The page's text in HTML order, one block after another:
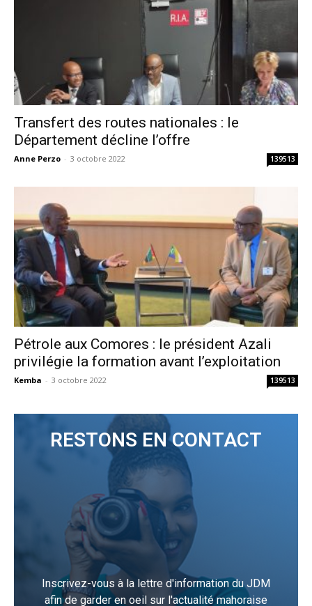
Transfert des routes nationales : le
Département décline l’offre
Anne Perzo - 3 octobre 2022 139513
Pétrole aux Comores : le président Azali
privilégie la formation avant l’exploitation
Kemba - 3 octobre 2022 139513
RESTONS EN CONTACT
Inscrivez-vous à la lettre d'information du JDM
afin de garder en oeil sur l'actualité mahoraise